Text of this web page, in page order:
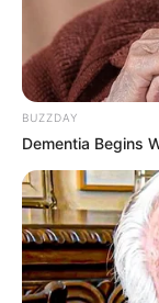
BUZZDAY
Dementia Begins